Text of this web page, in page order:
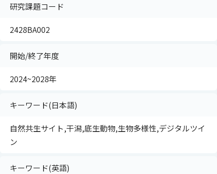
研究課題コード
2428BA002
開始/終了年度
2024~2028年
キーワード(日本語)
自然共生サイト,干潟,底生動物,生物多様性,デジタルツイ
ン
キーワード(英語)